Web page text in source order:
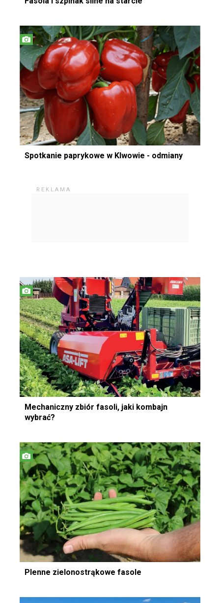
Spotkanie paprykowe w Klwowie - odmiany
Mechaniczny zbiór fasoli, jaki kombajn
wybrać?
Plenne zielonostrąkowe fasole